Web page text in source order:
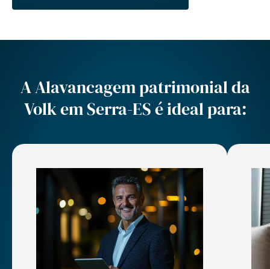
A Alavancagem patrimonial da
Volk em Serra-ES é ideal para: